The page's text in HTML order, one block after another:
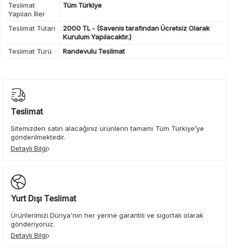
Teslimat
Yapılan İller
Tüm Türkiye
Teslimat Tutarı
2000 TL - (Savenis tarafından Ücretsiz Olarak
Kurulum Yapılacaktır.)
Teslimat Türü
Randevulu Teslimat
Teslimat
Sitemizden satın alacağınız ürünlerin tamamı Tüm Türkiye’ye
gönderilmektedir.
Detaylı Bilgi
Yurt Dışı Teslimat
Ürünlerimizi Dünya'nın her yerine garantili ve sigortalı olarak
gönderiyoruz.
Detaylı Bilgi